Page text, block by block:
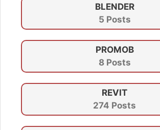
BLENDER
5 Posts
PROMOB
8 Posts
REVIT
274 Posts